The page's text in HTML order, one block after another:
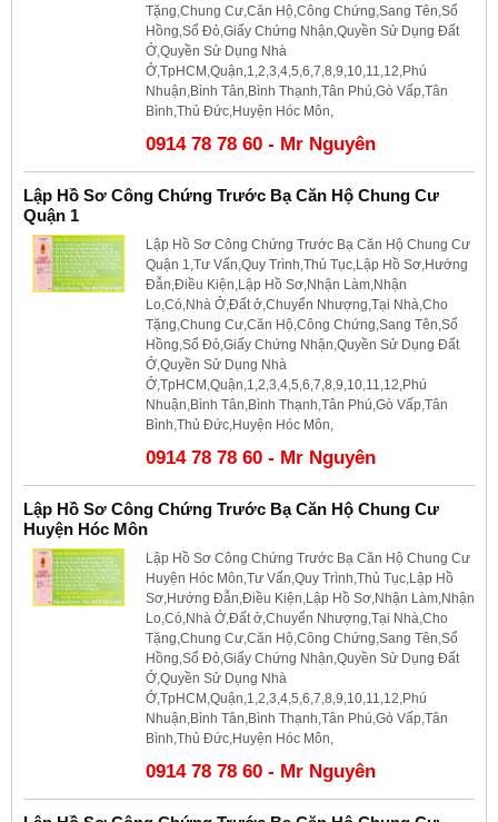
Tặng,Chung Cư,Căn Hộ,Công Chứng,Sang Tên,Sổ
Hồng,Sổ Đỏ,Giấy Chứng Nhận,Quyền Sử Dụng Đất
Ở,Quyền Sử Dụng Nhà
Ở,TpHCM,Quận,1,2,3,4,5,6,7,8,9,10,11,12,Phú
Nhuận,Bình Tân,Bình Thạnh,Tân Phú,Gò Vấp,Tân
Bình,Thủ Đức,Huyện Hóc Môn,
0914 78 78 60 - Mr Nguyên
Lập Hồ Sơ Công Chứng Trước Bạ Căn Hộ Chung Cư
Quận 1
Lập Hồ Sơ Công Chứng Trước Bạ Căn Hộ Chung Cư
Quận 1,Tư Vấn,Quy Trình,Thủ Tục,Lập Hồ Sơ,Hướng
Đẫn,Điều Kiện,Lập Hồ Sơ,Nhận Làm,Nhận
Lo,Có,Nhà Ở,Đất ở,Chuyển Nhượng,Tại Nhà,Cho
Tặng,Chung Cư,Căn Hộ,Công Chứng,Sang Tên,Sổ
Hồng,Sổ Đỏ,Giấy Chứng Nhận,Quyền Sử Dụng Đất
Ở,Quyền Sử Dụng Nhà
Ở,TpHCM,Quận,1,2,3,4,5,6,7,8,9,10,11,12,Phú
Nhuận,Bình Tân,Bình Thạnh,Tân Phú,Gò Vấp,Tân
Bình,Thủ Đức,Huyện Hóc Môn,
0914 78 78 60 - Mr Nguyên
Lập Hồ Sơ Công Chứng Trước Bạ Căn Hộ Chung Cư
Huyện Hóc Môn
Lập Hồ Sơ Công Chứng Trước Bạ Căn Hộ Chung Cư
Huyện Hóc Môn,Tư Vấn,Quy Trình,Thủ Tục,Lập Hồ
Sơ,Hướng Đẫn,Điều Kiện,Lập Hồ Sơ,Nhận Làm,Nhận
Lo,Có,Nhà Ở,Đất ở,Chuyển Nhượng,Tại Nhà,Cho
Tặng,Chung Cư,Căn Hộ,Công Chứng,Sang Tên,Sổ
Hồng,Sổ Đỏ,Giấy Chứng Nhận,Quyền Sử Dụng Đất
Ở,Quyền Sử Dụng Nhà
Ở,TpHCM,Quận,1,2,3,4,5,6,7,8,9,10,11,12,Phú
Nhuận,Bình Tân,Bình Thạnh,Tân Phú,Gò Vấp,Tân
Bình,Thủ Đức,Huyện Hóc Môn,
0914 78 78 60 - Mr Nguyên